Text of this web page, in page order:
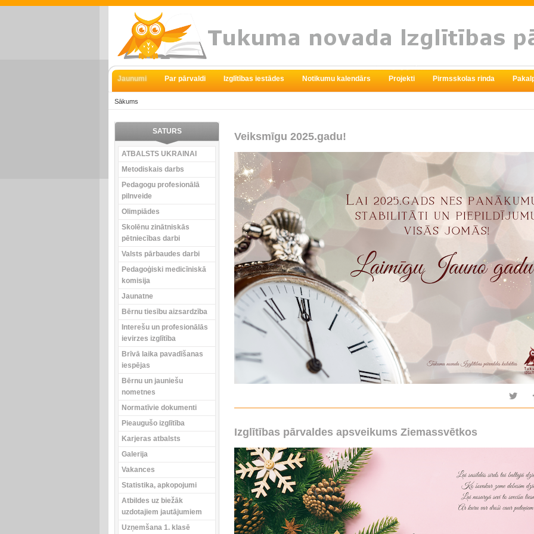
Jaunumi Par pārvaldi Izglītības iestādes Notikumu kalendārs Projekti Pirmsskolas rinda
Sākums
Veiksmīgu 2025.gadu!
Izglītības pārvaldes apsveikums Ziemassvētkos
SATURS
ATBALSTS UKRAINAI
Metodiskais darbs
Pedagogu profesionālā
pilnveide
Olimpiādes
Skolēnu zinātniskās
pētniecības darbi
Valsts pārbaudes darbi
Pedagoģiski medicīniskā
komisija
Jaunatne
Bērnu tiesību aizsardzība
Interešu un profesionālās
ievirzes izglītība
Brīvā laika pavadīšanas
iespējas
Bērnu un jauniešu
nometnes
Normatīvie dokumenti
Pieaugušo izglītība
Karjeras atbalsts
Galerija
Vakances
Statistika, apkopojumi
Atbildes uz biežāk
uzdotajiem jautājumiem
Uzņemšana 1. klasē